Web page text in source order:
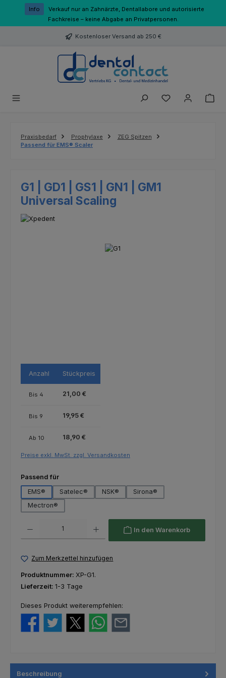
Zum Hauptinhalt springen
Info
Verkauf nur an Zahnärzte, Dentallabore und autorisierte
Fachkreise – keine Abgabe an Privatpersonen.
Kostenloser Versand ab 250 €
Du hast 0
Praxisbedarf Prophylaxe
ZEG Spitzen
Passend für EMS® Scaler
G1 | GD1 | GS1 | GN1 | GM1
Universal Scaling
Anzahl Stückpreis
Bis 4 21,00 €
Bis 9 19,95 €
Ab 10 18,90 €
Preise exkl. MwSt. zzgl. Versandkosten
Passend fürauswählen
EMS®
Satelec® NSK®
Sirona®
Mectron®
In den Warenkorb
Zum Merkzettel hinzufügen
Produktnummer: XP-G1.
Lieferzeit: 1-3 Tage
Dieses Produkt weiterempfehlen:
Beschreibung